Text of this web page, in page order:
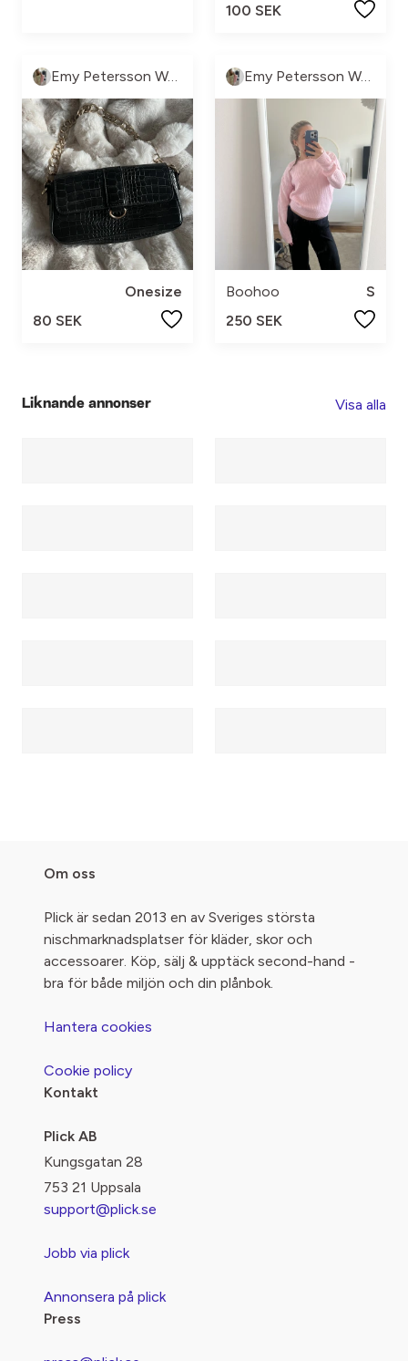
100 SEK
Emy Petersson Wennborg
Onesize
80 SEK
Emy Petersson Wennborg
Boohoo
S
250 SEK
Liknande annonser Visa alla
Om oss
Plick är sedan 2013 en av Sveriges största
nischmarknadsplatser för kläder, skor och
accessoarer. Köp, sälj & upptäck second-hand -
bra för både miljön och din plånbok.
Hantera cookies
Cookie policy
Kontakt
Plick AB
Kungsgatan 28
753 21 Uppsala
support@plick.se
Jobb via plick
Annonsera på plick
Press